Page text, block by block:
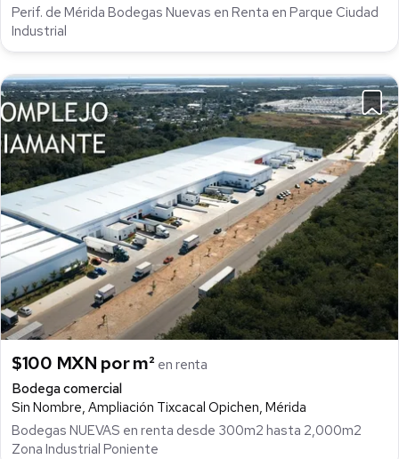
Perif. de Mérida Bodegas Nuevas en Renta en Parque Ciudad
Industrial
$100 MXN por m² en renta
Bodega comercial
Sin Nombre, Ampliación Tixcacal Opichen, Mérida
Bodegas NUEVAS en renta desde 300m2 hasta 2,000m2
Zona Industrial Poniente